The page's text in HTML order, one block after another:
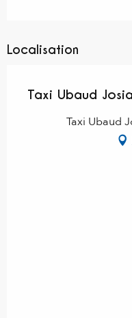
Localisation
Taxi Ubaud
Taxi Ubaud